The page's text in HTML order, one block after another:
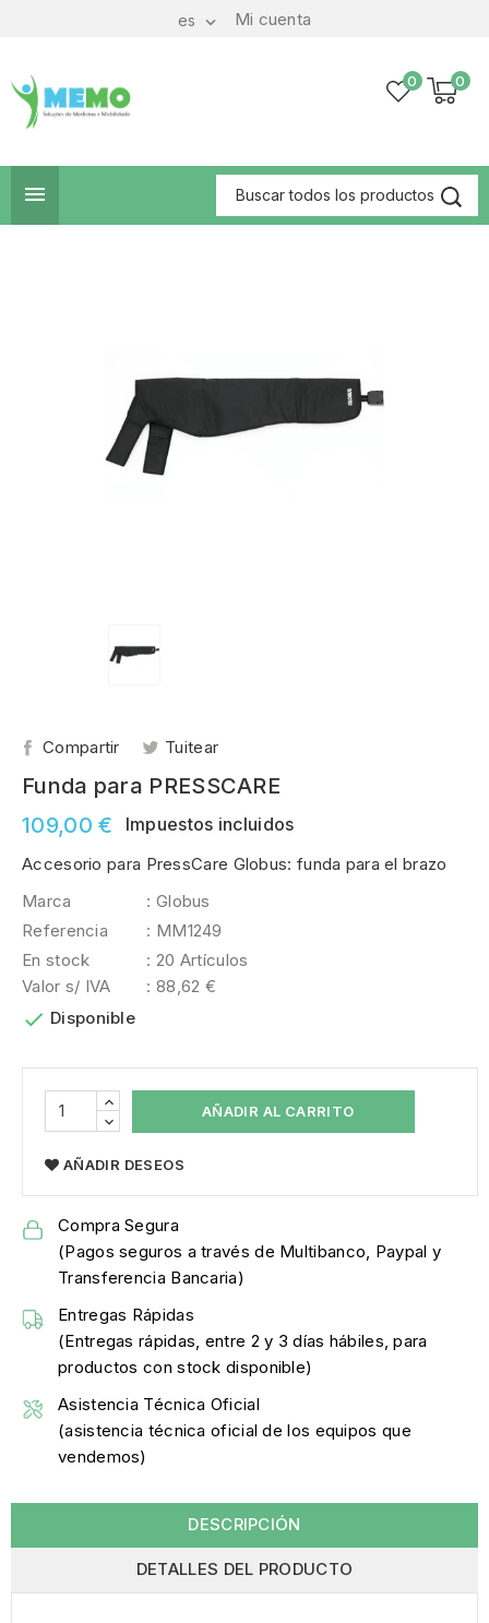
Mi cuenta
es 
0
0

Compartir Tuitear
Funda para PRESSCARE
109,00 €
Impuestos incluidos
Accesorio para PressCare Globus: funda para el brazo
Marca
: Globus
Referencia
: MM1249
En stock
: 20 Artículos
Valor s/ IVA
: 88,62 €
 Disponible
AÑADIR AL CARRITO
AÑADIR DESEOS
Compra Segura
(Pagos seguros a través de Multibanco, Paypal y
Transferencia Bancaria)
Entregas Rápidas
(Entregas rápidas, entre 2 y 3 días hábiles, para
productos con stock disponible)
Asistencia Técnica Oficial
(asistencia técnica oficial de los equipos que
vendemos)
DESCRIPCIÓN
DETALLES DEL PRODUCTO